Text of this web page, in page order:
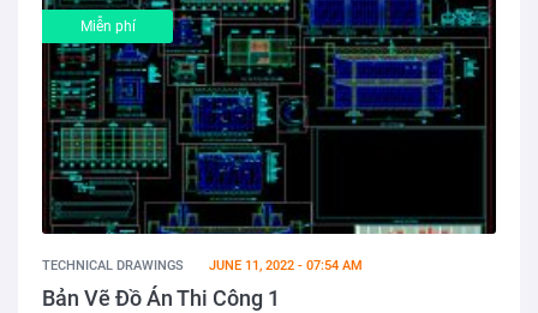
Miễn phí
TECHNICAL DRAWINGS JUNE 11, 2022 - 07:54 AM
Bản Vẽ Đồ Án Thi Công 1